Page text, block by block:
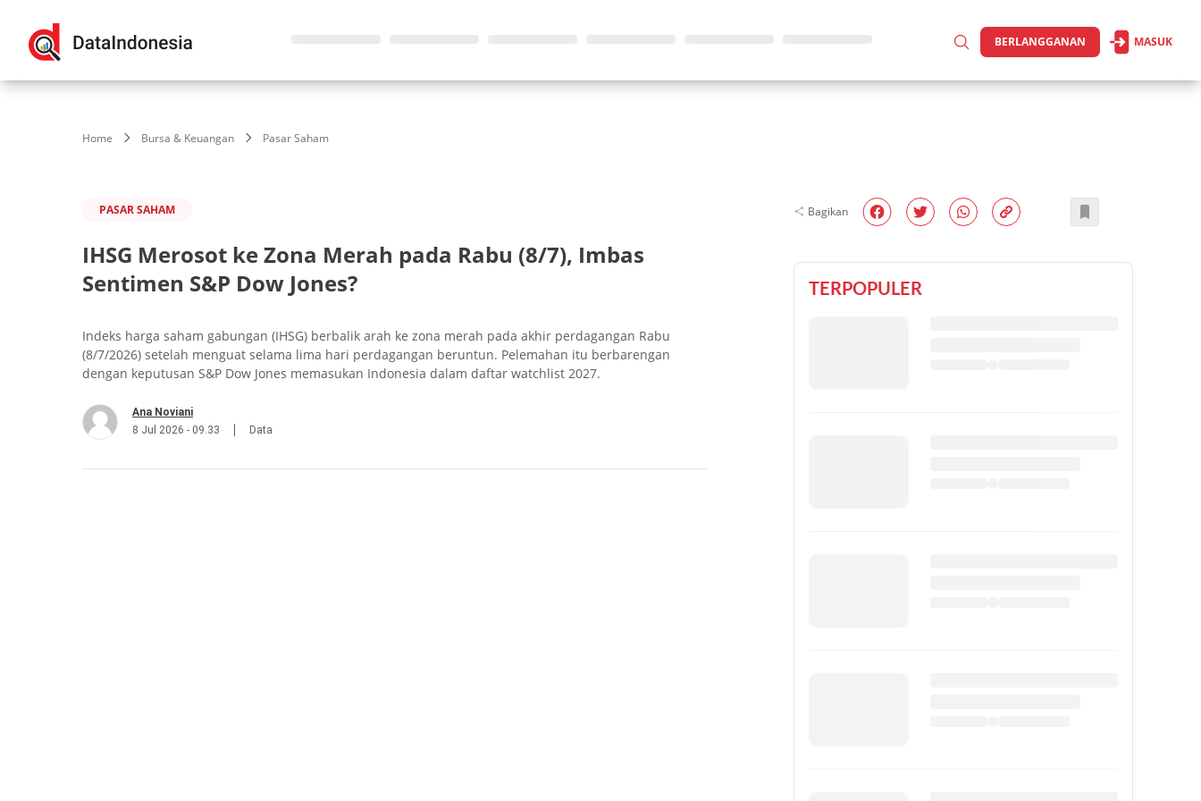
BERLANGGANAN MASUK
Home Bursa & Keuangan Pasar Saham
PASAR SAHAM
IHSG Merosot ke Zona Merah pada Rabu (8/7), Imbas
Sentimen S&P Dow Jones?
Indeks harga saham gabungan (IHSG) berbalik arah ke zona merah pada akhir perdagangan Rabu
(8/7/2026) setelah menguat selama lima hari perdagangan beruntun. Pelemahan itu berbarengan
dengan keputusan S&P Dow Jones memasukan Indonesia dalam daftar watchlist 2027.
Ana Noviani
8 Jul 2026 - 09.33
Data
Bagikan
TERPOPULER